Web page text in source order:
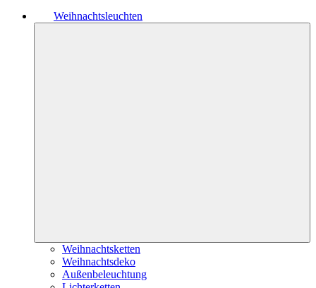
Weihnachtsleuchten
Weihnachtsketten
Weihnachtsdeko
Außenbeleuchtung